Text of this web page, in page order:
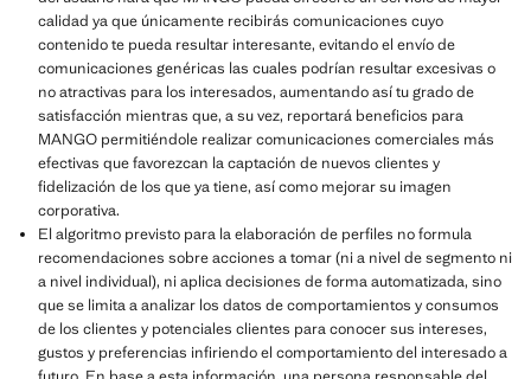
calidad ya que únicamente recibirás comunicaciones cuyo
contenido te pueda resultar interesante, evitando el envío de
comunicaciones genéricas las cuales podrían resultar excesivas o
no atractivas para los interesados, aumentando así tu grado de
satisfacción mientras que, a su vez, reportará beneficios para
MANGO permitiéndole realizar comunicaciones comerciales más
efectivas que favorezcan la captación de nuevos clientes y
fidelización de los que ya tiene, así como mejorar su imagen
corporativa.
El algoritmo previsto para la elaboración de perfiles no formula
recomendaciones sobre acciones a tomar (ni a nivel de segmento ni
a nivel individual), ni aplica decisiones de forma automatizada, sino
que se limita a analizar los datos de comportamientos y consumos
de los clientes y potenciales clientes para conocer sus intereses,
gustos y preferencias infiriendo el comportamiento del interesado a